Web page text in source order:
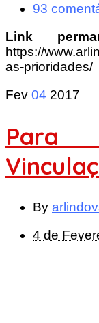
93
Link
https://
as-prioridades/
Fev 04 2017
Para
By
4 de